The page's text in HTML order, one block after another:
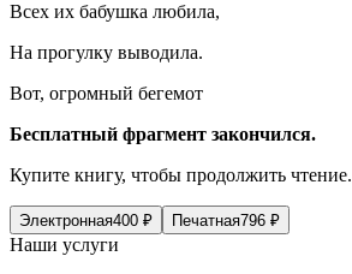
Всех их бабушка любила,
На прогулку выводила.
Вот, огромный бегемот
Бесплатный фрагмент закончился.
Купите книгу, чтобы продолжить чтение.
Электронная400 ₽ Печатная796 ₽
Наши услуги